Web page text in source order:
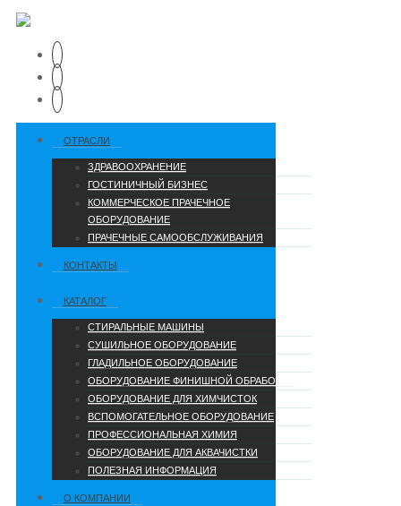
ОТРАСЛИ
ЗДРАВООХРАНЕНИЕ
ГОСТИНИЧНЫЙ БИЗНЕС
КОММЕРЧЕСКОЕ ПРАЧЕЧНОЕ
ОБОРУДОВАНИЕ
ПРАЧЕЧНЫЕ САМООБСЛУЖИВАНИЯ
КОНТАКТЫ
КАТАЛОГ
СТИРАЛЬНЫЕ МАШИНЫ
СУШИЛЬНОЕ ОБОРУДОВАНИЕ
ГЛАДИЛЬНОЕ ОБОРУДОВАНИЕ
ОБОРУДОВАНИЕ ФИНИШНОЙ ОБРАБОТКИ
ОБОРУДОВАНИЕ ДЛЯ ХИМЧИСТОК
ВСПОМОГАТЕЛЬНОЕ ОБОРУДОВАНИЕ
ПРОФЕССИОНАЛЬНАЯ ХИМИЯ
ОБОРУДОВАНИЕ ДЛЯ АКВАЧИСТКИ
ПОЛЕЗНАЯ ИНФОРМАЦИЯ
О КОМПАНИИ